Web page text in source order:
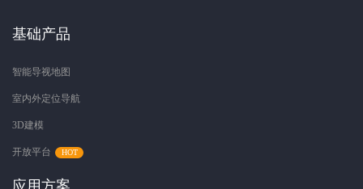
基础产品
智能导视地图
室内外定位导航
3D建模
开放平台
应用方案